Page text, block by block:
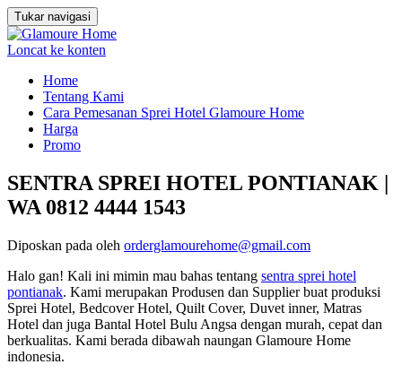
Tukar navigasi
Loncat ke konten
Home
Tentang Kami
Cara Pemesanan Sprei Hotel Glamoure Home
Harga
Promo
SENTRA SPREI HOTEL PONTIANAK |
WA 0812 4444 1543
Diposkan pada oleh orderglamourehome@gmail.com
Halo gan! Kali ini mimin mau bahas tentang sentra sprei hotel
pontianak. Kami merupakan Produsen dan Supplier buat produksi
Sprei Hotel, Bedcover Hotel, Quilt Cover, Duvet inner, Matras
Hotel dan juga Bantal Hotel Bulu Angsa dengan murah, cepat dan
berkualitas. Kami berada dibawah naungan Glamoure Home
indonesia.